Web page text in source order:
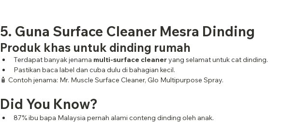
5. Guna Surface Cleaner Mesra Dinding
Produk khas untuk dinding rumah
Terdapat banyak jenama multi-surface cleaner yang selamat untuk cat dinding.
Pastikan baca label dan cuba dulu di bahagian kecil.
🧴 Contoh jenama: Mr. Muscle Surface Cleaner, Glo Multipurpose Spray.
Did You Know?
87% ibu bapa Malaysia pernah alami conteng dinding oleh anak.